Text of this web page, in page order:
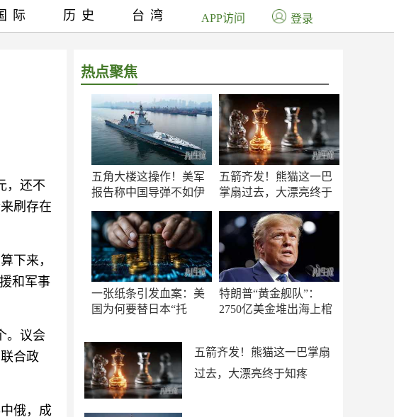
，还不
刷存在
下来，
和军事
。议会
合政
俄，成
热点聚焦
五角大楼这操作！美军
报告称中国导弹不如伊
五箭齐发！熊猫这一巴
掌扇过去，大漂亮终于
一张纸条引发血案：美
国为何要替日本“托
特朗普“黄金舰队”：
2750亿美金堆出海上棺
五箭齐发！熊猫这一巴掌扇
过去，大漂亮终于知疼
际 历史 台湾 APP访问 登录